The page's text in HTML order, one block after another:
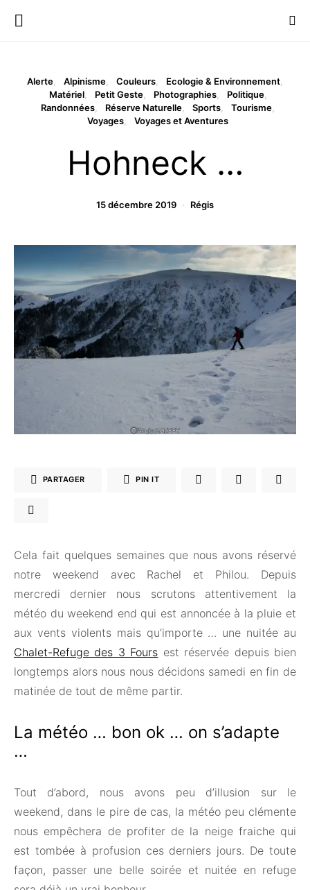
Alerte Alpinisme Couleurs
Ecologie & Environnement
Matériel
Petit Geste Photographies
Politique
Randonnées
Réserve Naturelle Sports
Tourisme
Voyages
Voyages et Aventures
Hohneck …
15 décembre 2019 Régis
PARTAGER PIN IT
Cela fait quelques semaines que nous avons réservé
notre weekend avec Rachel et Philou. Depuis
mercredi dernier nous scrutons attentivement la
météo du weekend end qui est annoncée à la pluie et
aux vents violents mais qu’importe … une nuitée au
Chalet-Refuge des 3 Fours est réservée depuis bien
longtemps alors nous nous décidons samedi en fin de
matinée de tout de même partir.
La météo … bon ok … on s’adapte
…
Tout d’abord, nous avons peu d’illusion sur le
weekend, dans le pire de cas, la météo peu clémente
nous empêchera de profiter de la neige fraiche qui
est tombée à profusion ces derniers jours. De toute
façon, passer une belle soirée et nuitée en refuge